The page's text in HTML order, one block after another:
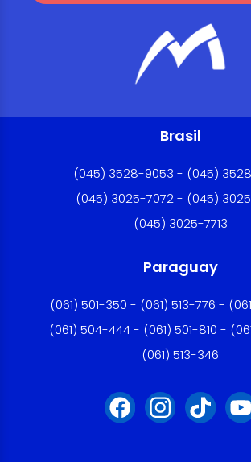
Brasil
(045) 3528-9053 - (045)
(045) 3025-7072 - (045)
(045) 3025-7713
Paraguay
(061) 501-350 - (061) 513-776 -
(061) 504-444 - (061) 501-810 -
(061) 513-346